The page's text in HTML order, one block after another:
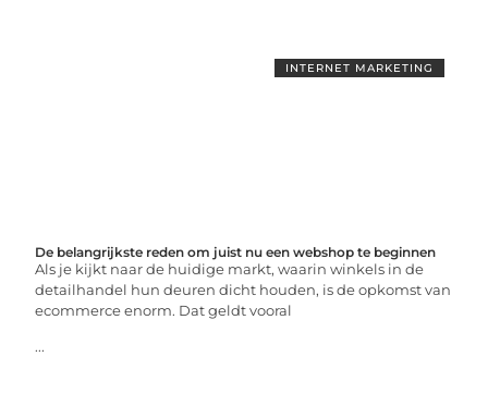
INTERNET MARKETING
De belangrijkste reden om juist nu een webshop te beginnen
Als je kijkt naar de huidige markt, waarin winkels in de
detailhandel hun deuren dicht houden, is de opkomst van
ecommerce enorm. Dat geldt vooral
...